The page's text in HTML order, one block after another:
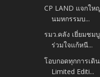
CP LAND แจกให
นมหกรรมบ...
รมว.คลัง เยี่ยมช
ร่วมใจแก้หนี...
โอบกอดทุกการเดิ
Limited Editi...